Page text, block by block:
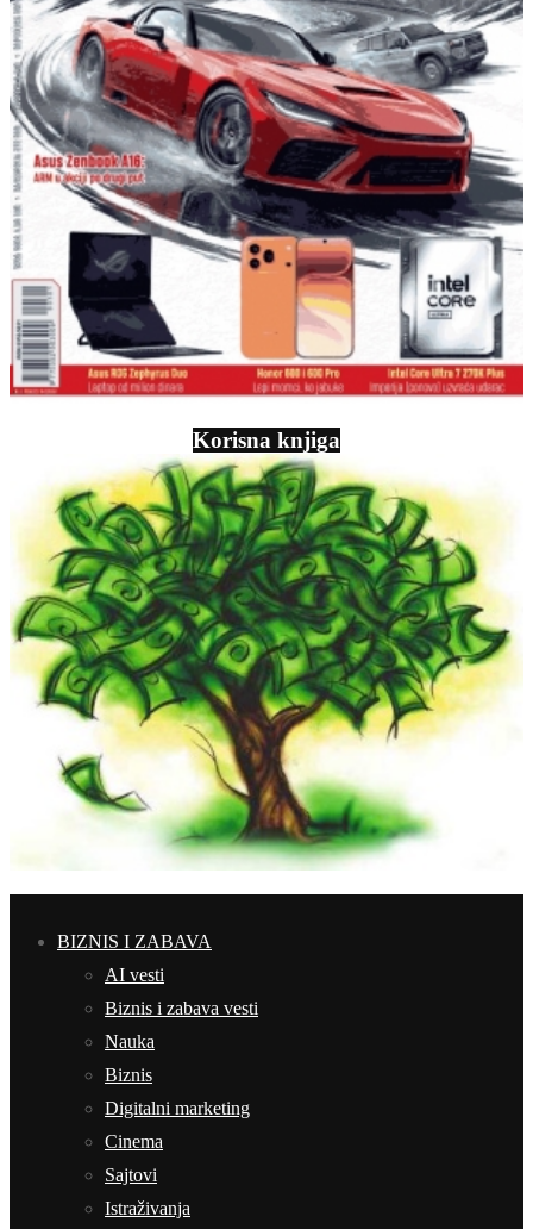
Korisna knjiga
BIZNIS I ZABAVA
AI vesti
Biznis i zabava vesti
Nauka
Biznis
Digitalni marketing
Cinema
Sajtovi
Istraživanja